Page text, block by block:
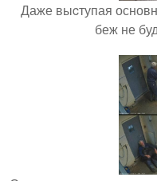
Даже выcтупая
беж не